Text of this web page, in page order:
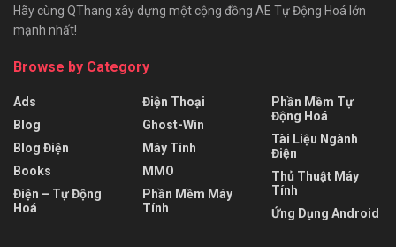
Hãy cùng QThang xây dựng một cộng đồng AE Tự Động Hoá lớn
mạnh nhất!
Browse by Category
Ads
Blog
Blog Điện
Books
Điện – Tự Động
Hoá
Điện Thoại
Ghost-Win
Máy Tính
MMO
Phần Mềm Máy
Tính
Phần Mềm Tự
Động Hoá
Tài Liệu Ngành
Điện
Thủ Thuật Máy
Tính
Ứng Dụng Android